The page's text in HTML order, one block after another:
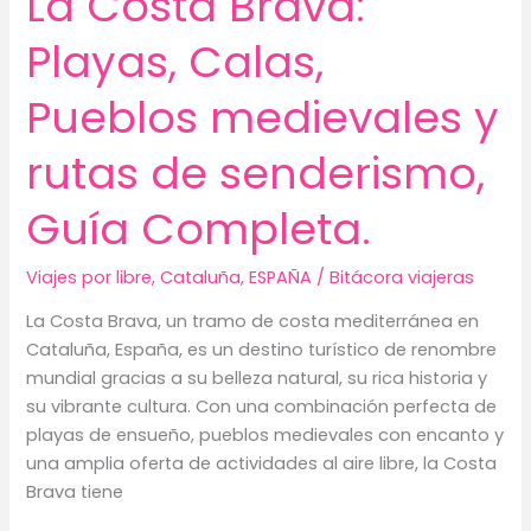
de
Barcelona?
Playas, Calas,
Pueblos medievales y
rutas de senderismo,
Guía Completa.
Viajes por libre,Cataluña,ESPAÑA /Bitácora viajeras
La Costa Brava, un tramo de costa mediterránea en
Cataluña, España, es un destino turístico de renombre
mundial gracias a su belleza natural, su rica historia y
su vibrante cultura. Con una combinación perfecta de
playas de ensueño, pueblos medievales con encanto y
una amplia oferta de actividades al aire libre, la Costa
Brava tiene